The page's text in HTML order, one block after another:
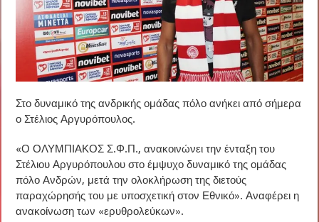
Στο δυναμικό της ανδρικής ομάδας πόλο ανήκει από σήμερα
ο Στέλιος Αργυρόπουλος.
«Ο ΟΛΥΜΠΙΑΚΟΣ Σ.Φ.Π., ανακοινώνει την ένταξη του
Στέλιου Αργυρόπουλου στο έμψυχο δυναμικό της ομάδας
πόλο Ανδρών, μετά την ολοκλήρωση της διετούς
παραχώρησής του με υποσχετική στον Εθνικό». Αναφέρει η
ανακοίνωση των «ερυθρολεύκων».